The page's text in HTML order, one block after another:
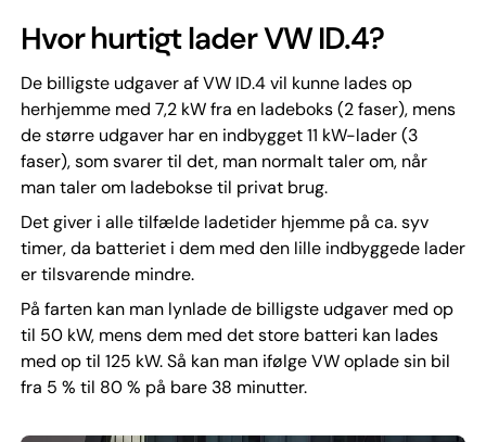
Hvor hurtigt lader VW ID.4?
De billigste udgaver af VW ID.4 vil kunne lades op
herhjemme med 7,2 kW fra en ladeboks (2 faser), mens
de større udgaver har en indbygget 11 kW-lader (3
faser), som svarer til det, man normalt taler om, når
man taler om ladebokse til privat brug.
Det giver i alle tilfælde ladetider hjemme på ca. syv
timer, da batteriet i dem med den lille indbyggede lader
er tilsvarende mindre.
På farten kan man lynlade de billigste udgaver med op
til 50 kW, mens dem med det store batteri kan lades
med op til 125 kW. Så kan man ifølge VW oplade sin bil
fra 5 % til 80 % på bare 38 minutter.